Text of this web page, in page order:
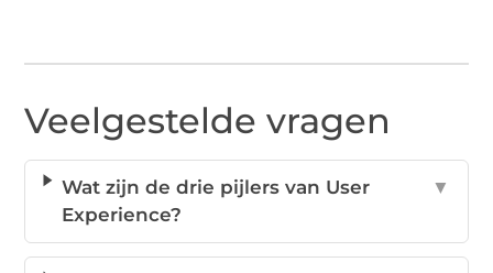
Veelgestelde vragen
Wat zijn de drie pijlers van User
Experience?
▼